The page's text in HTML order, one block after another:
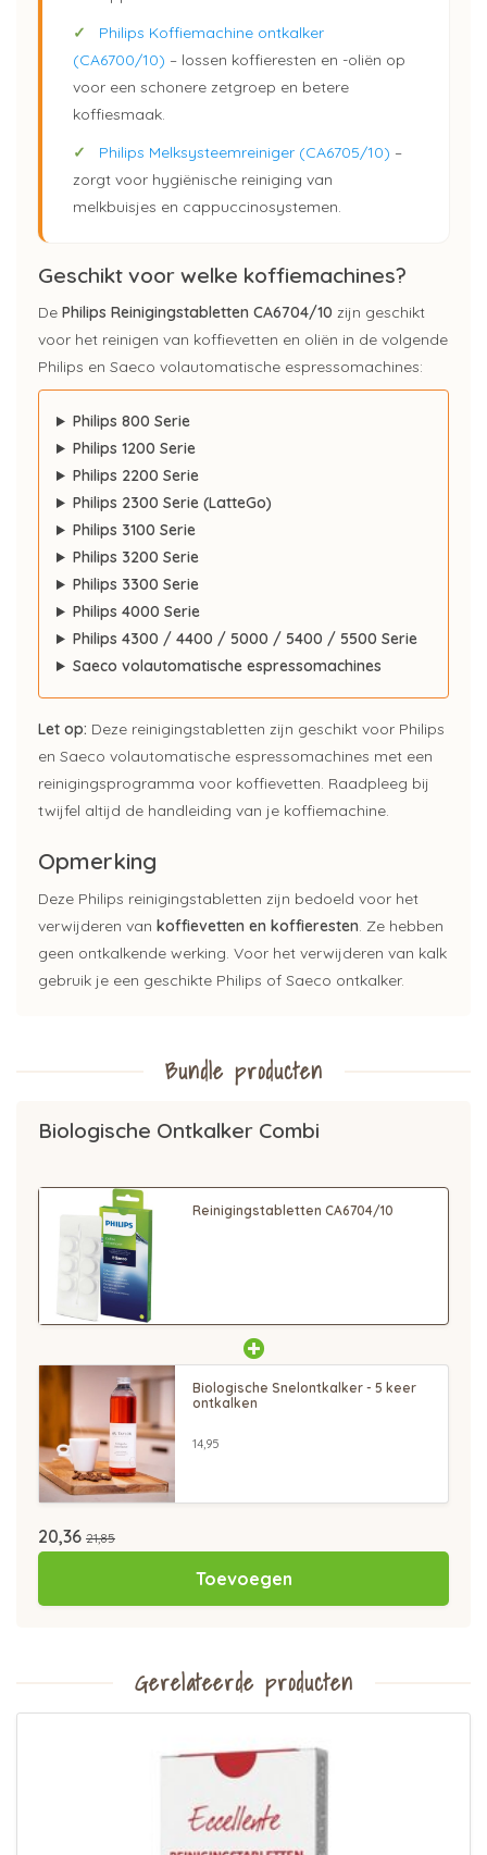
✓
Philips Koffiemachine ontkalker
(CA6700/10) – lossen koffieresten en -oliën op
voor een schonere zetgroep en betere
koffiesmaak.
✓
Philips Melksysteemreiniger (CA6705/10) –
zorgt voor hygiënische reiniging van
melkbuisjes en cappuccinosystemen.
Geschikt voor welke koffiemachines?
De Philips Reinigingstabletten CA6704/10 zijn geschikt
voor het reinigen van koffievetten en oliën in de volgende
Philips en Saeco volautomatische espressomachines:
Philips 800 Serie
Philips 1200 Serie
Philips 2200 Serie
Philips 2300 Serie (LatteGo)
Philips 3100 Serie
Philips 3200 Serie
Philips 3300 Serie
Philips 4000 Serie
Philips 4300 / 4400 / 5000 / 5400 / 5500 Serie
Saeco volautomatische espressomachines
Let op: Deze reinigingstabletten zijn geschikt voor Philips
en Saeco volautomatische espressomachines met een
reinigingsprogramma voor koffievetten. Raadpleeg bij
twijfel altijd de handleiding van je koffiemachine.
Opmerking
Deze Philips reinigingstabletten zijn bedoeld voor het
verwijderen van koffievetten en koffieresten. Ze hebben
geen ontkalkende werking. Voor het verwijderen van kalk
gebruik je een geschikte Philips of Saeco ontkalker.
Bundle producten
Biologische Ontkalker Combi
Reinigingstabletten CA6704/10
Biologische Snelontkalker - 5 keer
ontkalken
14,95
20,36 21,85
Toevoegen
Gerelateerde producten